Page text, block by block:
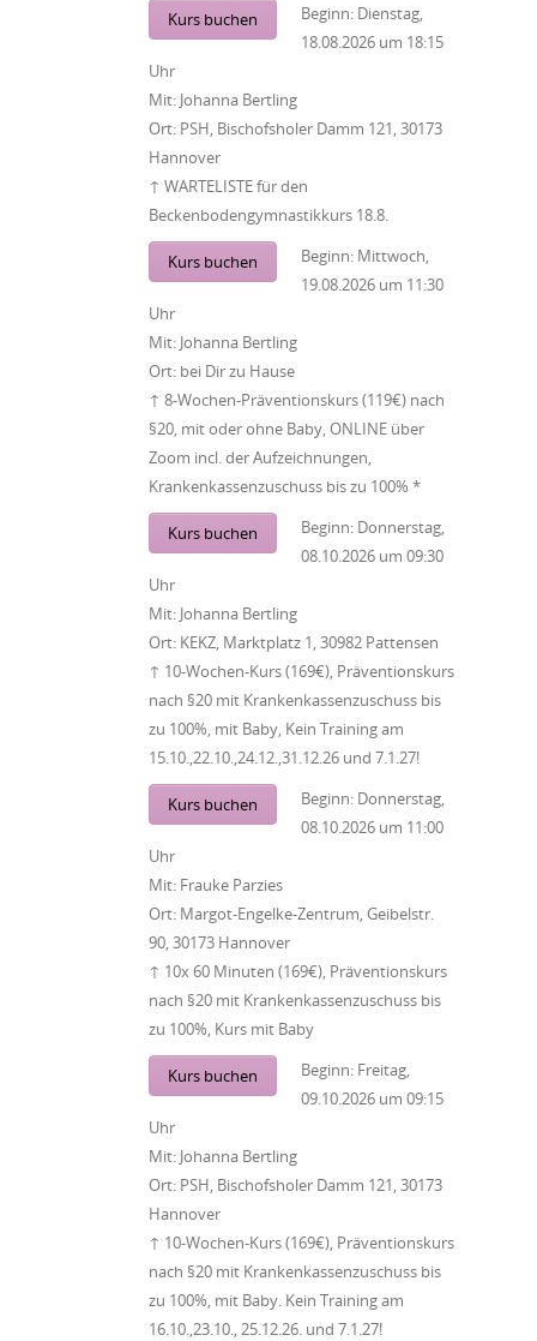
Kurs buchen Beginn: Dienstag,
18.08.2026 um 18:15
Uhr
Mit: Johanna Bertling
Ort: PSH, Bischofsholer Damm 121, 30173
Hannover
↑ WARTELISTE für den
Beckenbodengymnastikkurs 18.8.
Kurs buchen Beginn: Mittwoch,
19.08.2026 um 11:30
Uhr
Mit: Johanna Bertling
Ort: bei Dir zu Hause
↑ 8-Wochen-Präventionskurs (119€) nach
§20, mit oder ohne Baby, ONLINE über
Zoom incl. der Aufzeichnungen,
Krankenkassenzuschuss bis zu 100% *
Kurs buchen Beginn: Donnerstag,
08.10.2026 um 09:30
Uhr
Mit: Johanna Bertling
Ort: KEKZ, Marktplatz 1, 30982 Pattensen
↑ 10-Wochen-Kurs (169€), Präventionskurs
nach §20 mit Krankenkassenzuschuss bis
zu 100%, mit Baby, Kein Training am
15.10.,22.10.,24.12.,31.12.26 und 7.1.27!
Kurs buchen Beginn: Donnerstag,
08.10.2026 um 11:00
Uhr
Mit: Frauke Parzies
Ort: Margot-Engelke-Zentrum, Geibelstr.
90, 30173 Hannover
↑ 10x 60 Minuten (169€), Präventionskurs
nach §20 mit Krankenkassenzuschuss bis
zu 100%, Kurs mit Baby
Kurs buchen Beginn: Freitag,
09.10.2026 um 09:15
Uhr
Mit: Johanna Bertling
Ort: PSH, Bischofsholer Damm 121, 30173
Hannover
↑ 10-Wochen-Kurs (169€), Präventionskurs
nach §20 mit Krankenkassenzuschuss bis
zu 100%, mit Baby. Kein Training am
16.10.,23.10., 25.12.26. und 7.1.27!